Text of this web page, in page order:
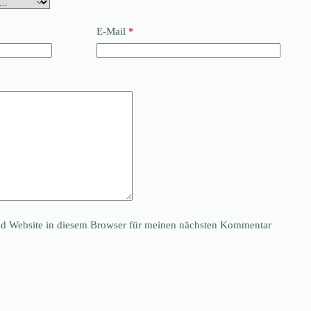
E-Mail*
Website in diesem Browser für meinen nächsten Kommentar